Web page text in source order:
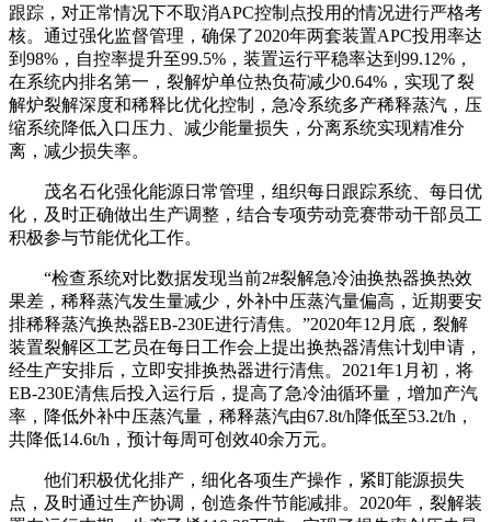
跟踪，对正常情况下不取消APC控制点投用的情况进行严格考
核。通过强化监督管理，确保了2020年两套装置APC投用率达
到98%，自控率提升至99.5%，装置运行平稳率达到99.12%，
在系统内排名第一，裂解炉单位热负荷减少0.64%，实现了裂
解炉裂解深度和稀释比优化控制，急冷系统多产稀释蒸汽，压
缩系统降低入口压力、减少能量损失，分离系统实现精准分
离，减少损失率。
茂名石化强化能源日常管理，组织每日跟踪系统、每日优
化，及时正确做出生产调整，结合专项劳动竞赛带动干部员工
积极参与节能优化工作。
“检查系统对比数据发现当前2#裂解急冷油换热器换热效
果差，稀释蒸汽发生量减少，外补中压蒸汽量偏高，近期要安
排稀释蒸汽换热器EB-230E进行清焦。”2020年12月底，裂解
装置裂解区工艺员在每日工作会上提出换热器清焦计划申请，
经生产安排后，立即安排换热器进行清焦。2021年1月初，将
EB-230E清焦后投入运行后，提高了急冷油循环量，增加产汽
率，降低外补中压蒸汽量，稀释蒸汽由67.8t/h降低至53.2t/h，
共降低14.6t/h，预计每周可创效40余万元。
他们积极优化排产，细化各项生产操作，紧盯能源损失
点，及时通过生产协调，创造条件节能减排。2020年，裂解装